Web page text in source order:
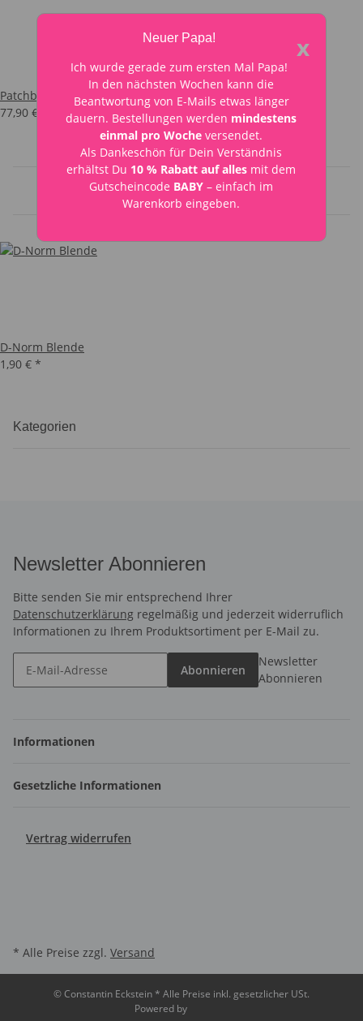
Patchbox Quintett ULTRA
77,90 €
Meine Bestseller
D-Norm Blende
1,90 € *
Kategorien
Newsletter Abonnieren
Bitte senden Sie mir entsprechend Ihrer
Datenschutzerklärung regelmäßig und jederzeit widerruflich
Informationen zu Ihrem Produktsortiment per E-Mail zu.
Abonnieren
Newsletter
Abonnieren
Informationen
Gesetzliche Informationen
Vertrag widerrufen
* Alle Preise zzgl. Versand
© Constantin Eckstein* Alle Preise inkl. gesetzlicher USt.
Powered by
x
Neuer Papa!
Ich wurde gerade zum ersten Mal Papa!
In den nächsten Wochen kann die
Beantwortung von E-Mails etwas länger
dauern. Bestellungen werden mindestens
einmal pro Woche versendet.
Als Dankeschön für Dein Verständnis
erhältst Du 10 % Rabatt auf alles mit dem
Gutscheincode BABY – einfach im
Warenkorb eingeben.